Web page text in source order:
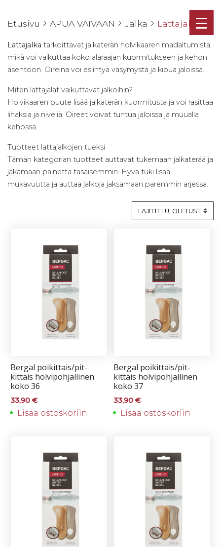
☰
Etusivu APUA VAIVAAN Jalka Lattajalka
Lattajalka tarkoittavat jalkaterän holvikaaren madaltumista,
mikä voi vaikuttaa koko alaraajan kuormitukseen ja kehon
asentoon. Oireina voi esiintyä väsymystä ja kipua jaloissa.
Miten lattajalat vaikuttavat jalkoihin?
Holvikaaren puute lisää jalkaterän kuormitusta ja voi rasittaa
lihaksia ja niveliä. Oireet voivat tuntua jaloissa ja muualla
kehossa.
Tuotteet lattajalkojen tueksi
Tämän kategorian tuotteet auttavat tukemaan jalkaterää ja
jakamaan painetta tasaisemmin. Hyvä tuki lisää
mukavuutta ja auttaa jalkoja jaksamaan paremmin arjessa.
Ber­gal poi­kit­tais/pit­
kit­täis hol­vi­poh­jal­li­nen
ko­ko 36
33,90€
Lisää ostoskoriin
Ber­gal poi­kit­tais/pit­
kit­täis hol­vi­poh­jal­li­nen
ko­ko 37
33,90€
Lisää ostoskoriin